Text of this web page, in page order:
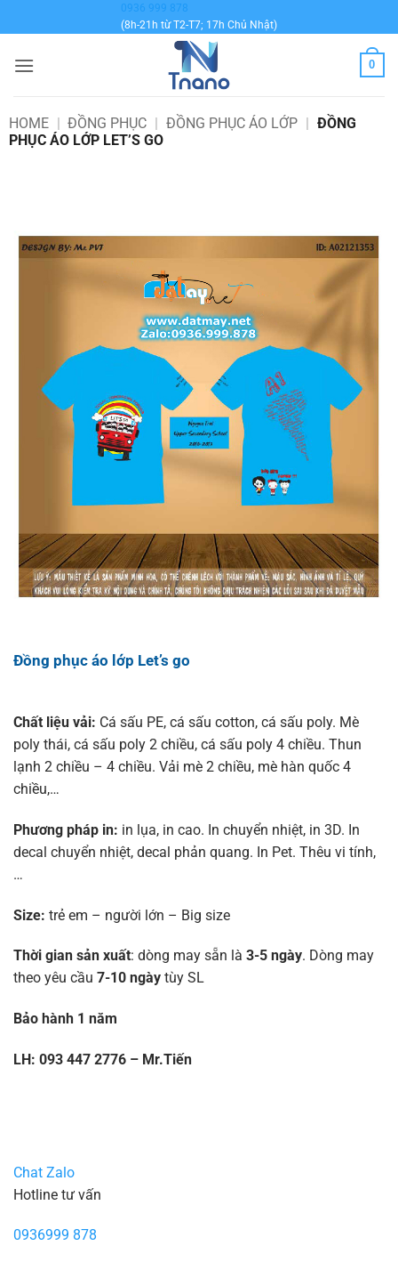
qua
dung
0936 999 878
(8h-21h từ T2-T7; 17h Chủ Nhật)
0
HOME | ĐỒNG PHỤC | ĐỒNG PHỤC ÁO LỚP | ĐỒNG
PHỤC ÁO LỚP LET’S GO
Đồng phục áo lớp Let’s go
Chất liệu vải: Cá sấu PE, cá sấu cotton, cá sấu poly. Mè
poly thái, cá sấu poly 2 chiều, cá sấu poly 4 chiều. Thun
lạnh 2 chiều – 4 chiều. Vải mè 2 chiều, mè hàn quốc 4
chiều,…
Phương pháp in: in lụa, in cao. In chuyển nhiệt, in 3D. In
decal chuyển nhiệt, decal phản quang. In Pet. Thêu vi tính,
…
Size: trẻ em – người lớn – Big size
Thời gian sản xuất: dòng may sẵn là 3-5 ngày. Dòng may
theo yêu cầu 7-10 ngàytùy SL
Bảo hành 1 năm
LH: 093 447 2776 – Mr.Tiến
Chat Zalo
Hotline tư vấn
0936999 878